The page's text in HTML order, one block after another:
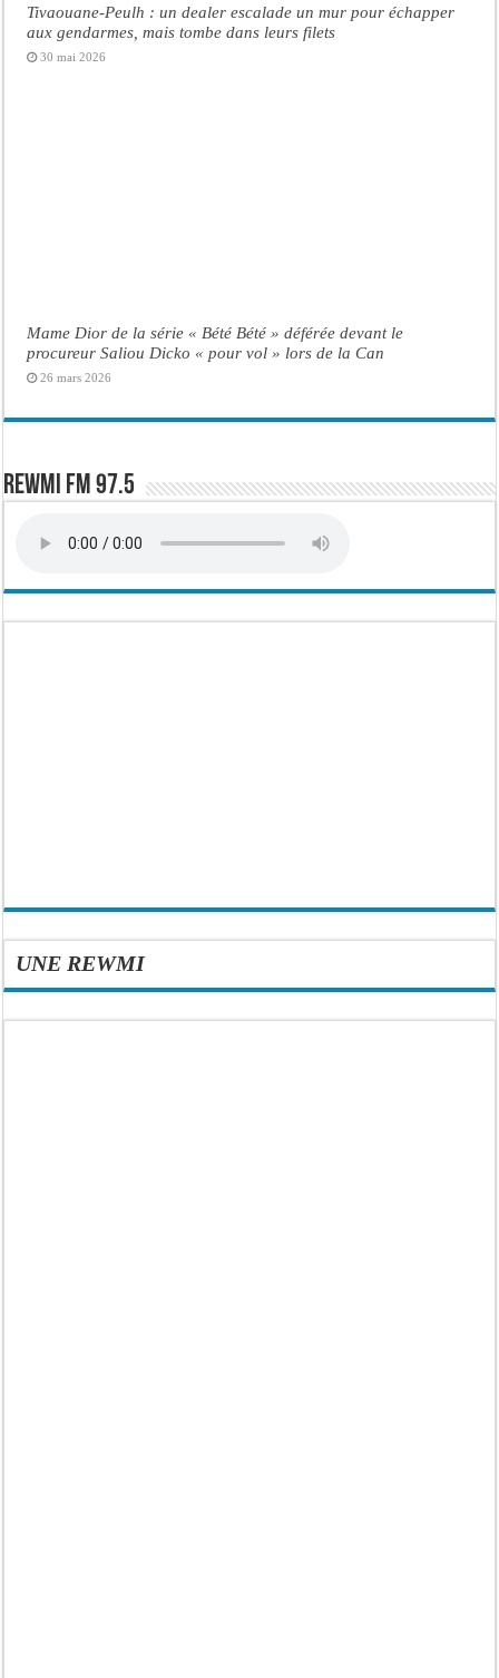
Tivaouane-Peulh : un dealer escalade un mur pour échapper
aux gendarmes, mais tombe dans leurs filets
30 mai 2026
Mame Dior de la série « Bété Bété » déférée devant le
procureur Saliou Dicko « pour vol » lors de la Can
26 mars 2026
Rewmi FM 97.5
UNE REWMI